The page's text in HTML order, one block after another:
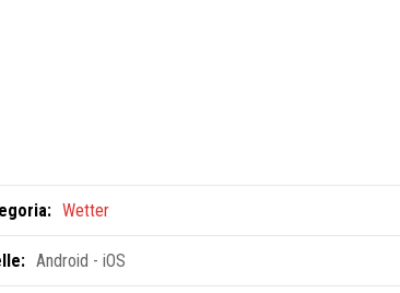
Wetter
Android - iOS